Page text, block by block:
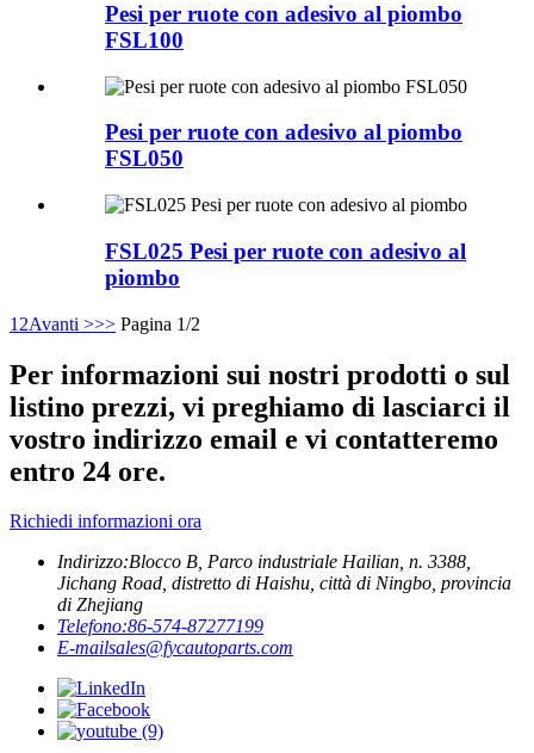
Pesi per ruote con adesivo al piombo
FSL100
Pesi per ruote con adesivo al piombo
FSL050
FSL025 Pesi per ruote con adesivo al
piombo
1 2Avanti >>> Pagina 1/2
Per informazioni sui nostri prodotti o sul
listino prezzi, vi preghiamo di lasciarci il
vostro indirizzo email e vi contatteremo
entro 24 ore.
Richiedi informazioni ora
Indirizzo:Blocco B, Parco industriale Hailian, n. 3388,
Jichang Road, distretto di Haishu, città di Ningbo, provincia
di Zhejiang
Telefono:86-574-87277199
E-mailsales@fycautoparts.com